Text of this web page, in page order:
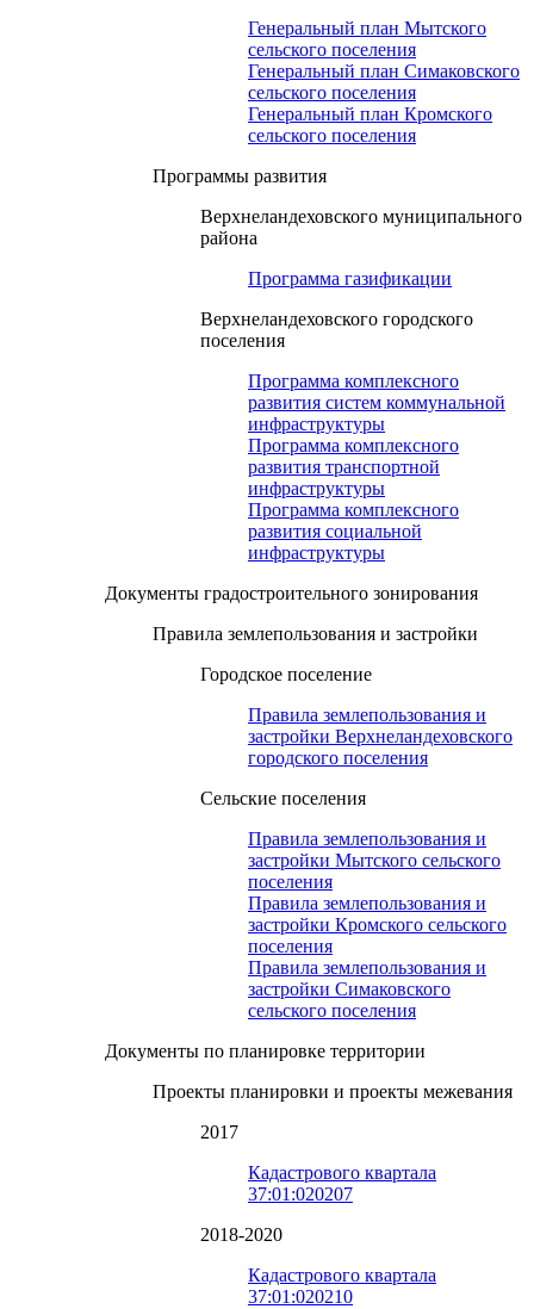
Генеральный план Мытского
сельского поселения
Генеральный план Симаковского
сельского поселения
Генеральный план Кромского
сельского поселения
Программы развития
Верхнеландеховского муниципального
района
Программа газификации
Верхнеландеховского городского
поселения
Программа комплексного
развития систем коммунальной
инфраструктуры
Программа комплексного
развития транспортной
инфраструктуры
Программа комплексного
развития социальной
инфраструктуры
Документы градостроительного зонирования
Правила землепользования и застройки
Городское поселение
Правила землепользования и
застройки Верхнеландеховского
городского поселения
Сельские поселения
Правила землепользования и
застройки Мытского сельского
поселения
Правила землепользования и
застройки Кромского сельского
поселения
Правила землепользования и
застройки Симаковского
сельского поселения
Документы по планировке территории
Проекты планировки и проекты межевания
2017
Кадастрового квартала
37:01:020207
2018-2020
Кадастрового квартала
37:01:020210